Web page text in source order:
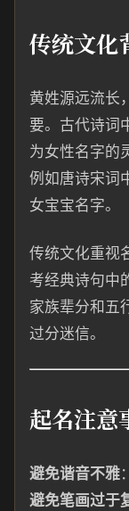
传统文化
黄姓源远流长
要。古代诗词
为女性名字的
例如唐诗宋词
女宝宝名字。
传统文化重视
考经典诗句中
家族辈分和五
过分迷信。
起名注意
避免谐音不雅
避免笔画过于